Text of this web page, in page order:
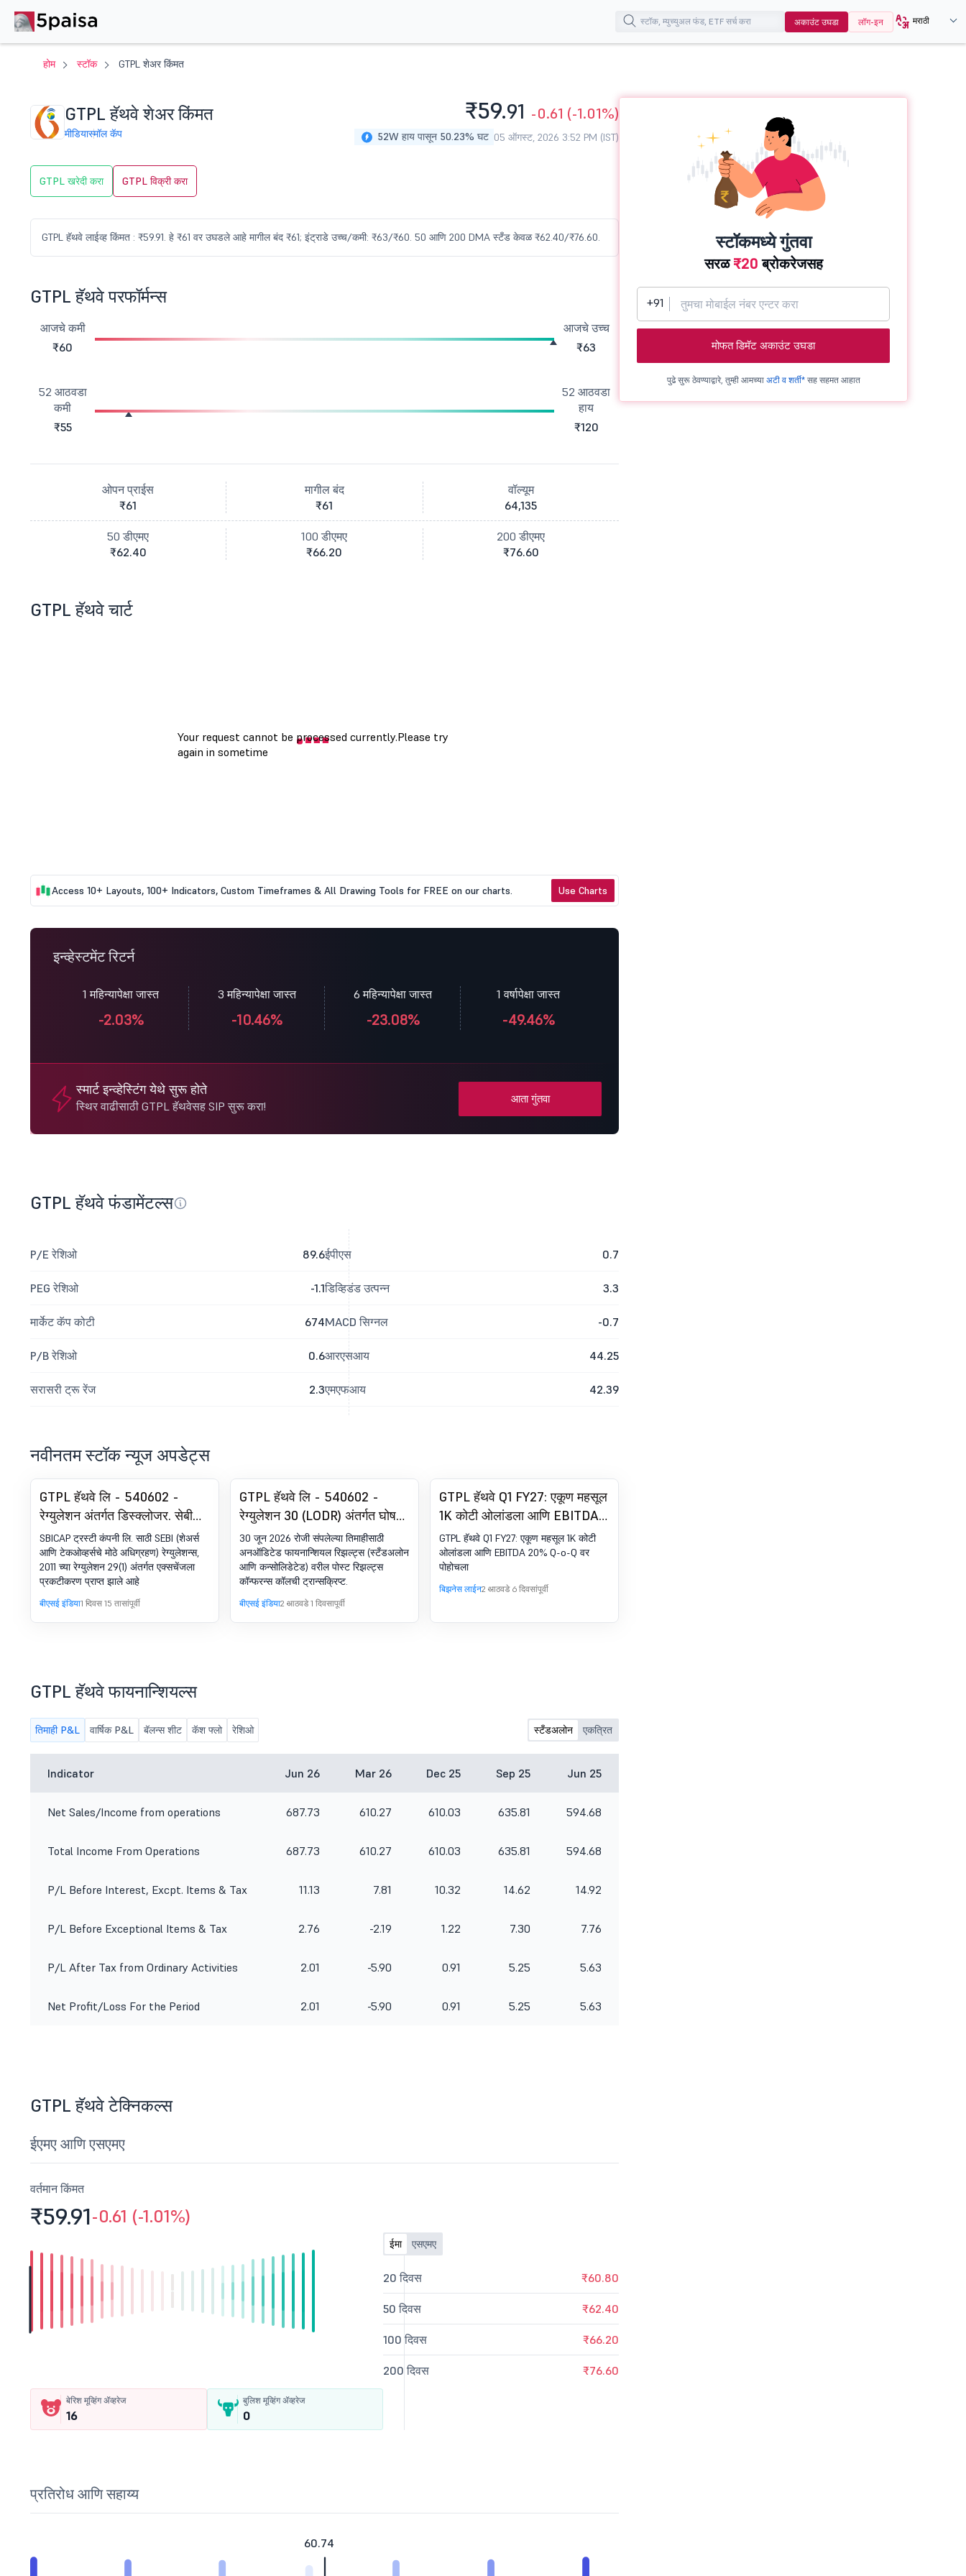
अकाउंट उघडा लॉग-इन मराठी
होम स्टॉक GTPL शेअर किंमत
GTPL हॅथवे शेअर किंमत
मीडियास्मॉल कॅप
₹59.91 -0.61 (-1.01%)
52W हाय पासून 50.23% घट 05 ऑगस्ट, 2026 3:52 PM (IST)
GTPL खरेदी करा GTPL विक्री करा
GTPL हॅथवे लाईव्ह किंमत : ₹59.91. हे ₹61 वर उघडले आहे मागील बंद ₹61; इंट्राडे उच्च/कमी: ₹63/₹60. 50 आणि 200 DMA स्टँड केवळ ₹62.40/₹76.60.
GTPL हॅथवे परफॉर्मन्स
आजचे कमी
₹60
आजचे उच्च
₹63
52 आठवडा
कमी
₹55
52 आठवडा
हाय
₹120
ओपन प्राईस
₹61
मागील बंद
₹61
वॉल्यूम
64,135
50 डीएमए
₹62.40
100 डीएमए
₹66.20
200 डीएमए
₹76.60
GTPL हॅथवे चार्ट
Access 10+ Layouts, 100+ Indicators, Custom Timeframes & All Drawing Tools for FREE on our charts. Use Charts
इन्व्हेस्टमेंट रिटर्न
1 महिन्यापेक्षा जास्त
-2.03%
3 महिन्यापेक्षा जास्त
-10.46%
6 महिन्यापेक्षा जास्त
-23.08%
1 वर्षापेक्षा जास्त
-49.46%
स्मार्ट इन्व्हेस्टिंग येथे सुरू होते
स्थिर वाढीसाठी GTPL हॅथवेसह SIP सुरू करा!
आता गुंतवा
GTPL हॅथवे फंडामेंटल्स
P/E रेशिओ 89.6
PEG रेशिओ -1.1
मार्केट कॅप कोटी 674
P/B रेशिओ 0.6
सरासरी ट्रू रेंज 2.3
ईपीएस 0.7
डिव्हिडंड उत्पन्न 3.3
MACD सिग्नल -0.7
आरएसआय 44.25
एमएफआय 42.39
नवीनतम स्टॉक न्यूज अपडेट्स
GTPL हॅथवे लि - 540602 -
रेग्युलेशन अंतर्गत डिस्क्लोजर. सेबी
(एसएएसटी) रेग्युलेशन्स, 2011 चे
29(1)
SBICAP ट्रस्टी कंपनी लि. साठी SEBI (शेअर्स
आणि टेकओव्हर्सचे मोठे अधिग्रहण) रेग्युलेशन्स,
2011 च्या रेग्युलेशन 29(1) अंतर्गत एक्सचेंजला
प्रकटीकरण प्राप्त झाले आहे
बीएसई इंडिया1 दिवस 15 तासांपूर्वी
GTPL हॅथवे लि - 540602 -
रेग्युलेशन 30 (LODR) अंतर्गत घोषणा
- अर्निंग्स कॉल ट्रान्सक्रिप्ट
30 जून 2026 रोजी संपलेल्या तिमाहीसाठी
अनऑडिटेड फायनान्शियल रिझल्ट्स (स्टँडअलोन
आणि कन्सोलिडेटेड) वरील पोस्ट रिझल्ट्स
कॉन्फरन्स कॉलची ट्रान्सक्रिप्ट.
बीएसई इंडिया2 आठवडे 1 दिवसापूर्वी
GTPL हॅथवे Q1 FY27: एकूण महसूल
1K कोटी ओलांडला आणि EBITDA
20% Q-o-Q वर पोहोचला
GTPL हॅथवे Q1 FY27: एकूण महसूल 1K कोटी
ओलांडला आणि EBITDA 20% Q-o-Q वर
पोहोचला
बिझनेस लाईन2 आठवडे 6 दिवसांपूर्वी
GTPL हॅथवे फायनान्शियल्स
तिमाही P&L वार्षिक P&L बॅलन्स शीट कॅश फ्लो रेशिओ स्टँडअलोन एकत्रित
Indicator Jun 26 Mar 26 Dec 25 Sep 25 Jun 25
Net Sales/Income from operations 687.73 610.27 610.03 635.81 594.68
Total Income From Operations 687.73 610.27 610.03 635.81 594.68
P/L Before Interest, Excpt. Items & Tax 11.13 7.81 10.32 14.62 14.92
P/L Before Exceptional Items & Tax 2.76 -2.19 1.22 7.30 7.76
P/L After Tax from Ordinary Activities 2.01 -5.90 0.91 5.25 5.63
Net Profit/Loss For the Period 2.01 -5.90 0.91 5.25 5.63
GTPL हॅथवे टेक्निकल्स
ईएमए आणि एसएमए
वर्तमान किंमत
₹59.91-0.61 (-1.01%)
बेरिश मूव्हिंग ॲव्हरेज
16
बुलिश मूव्हिंग ॲव्हरेज
0
ईमा एसएमए
20 दिवस ₹60.80
50 दिवस ₹62.40
100 दिवस ₹66.20
200 दिवस ₹76.60
प्रतिरोध आणि सहाय्य
60.74
स्टॉकमध्ये गुंतवा
सरळ₹20ब्रोकरेजसह
+91
मोफत डिमॅट अकाउंट उघडा
पुढे सुरू ठेवण्याद्वारे, तुम्ही आमच्या अटी व शर्ती*सह सहमत आहात